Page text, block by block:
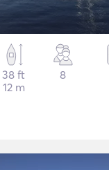
38 ft
12 m
8